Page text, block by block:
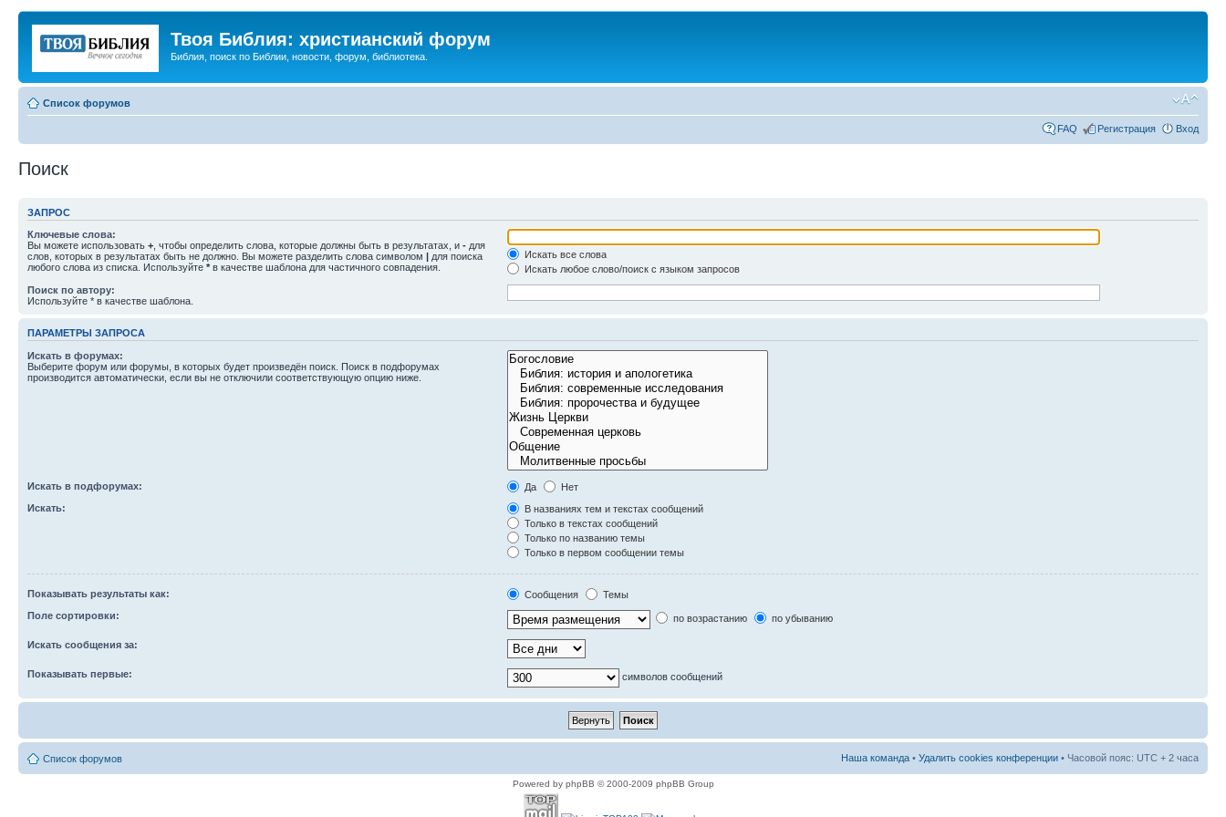
Твоя Библия: христианский форум
Библия, поиск по Библии, новости, форум, библиотека.
Список форумов
FAQ Регистрация Вход
Поиск
ЗАПРОС
Ключевые слова:
Вы можете использовать + , чтобы определить слова, которые должны быть в результатах, и - для
слов, которых в результатах быть не должно. Вы можете разделить слова символом | для поиска
любого слова из списка. Используйте * в качестве шаблона для частичного совпадения.
Искать все слова
Искать любое слово/поиск с языком запросов
Поиск по автору:
Используйте * в качестве шаблона.
ПАРАМЕТРЫ ЗАПРОСА
Искать в форумах:
Выберите форум или форумы, в которых будет произведён поиск. Поиск в подфорумах
производится автоматически, если вы не отключили соответствующую опцию ниже.
Искать в подфорумах: Да
Нет
Искать:
В названиях тем и текстах сообщений
Только в текстах сообщений
Только по названию темы
Только в первом сообщении темы
Показывать результаты как: Сообщения
Темы
Поле сортировки:
по возрастанию по убыванию
Искать сообщения за:
Показывать первые: символов сообщений
Список форумов Наша команда • Удалить cookies конференции • Часовой пояс: UTC + 2 часа
Powered by phpBB © 2000-2009 phpBB Group